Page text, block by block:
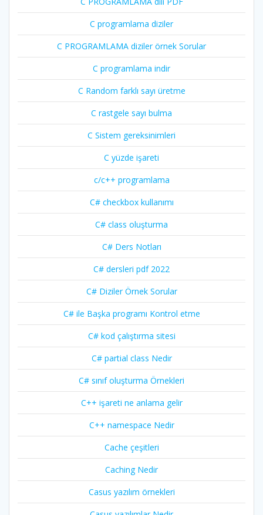
C programlama diziler
C PROGRAMLAMA diziler örnek Sorular
C programlama indir
C Random farklı sayı üretme
C rastgele sayı bulma
C Sistem gereksinimleri
C yüzde işareti
c/c++ programlama
C# checkbox kullanımı
C# class oluşturma
C# Ders Notları
C# dersleri pdf 2022
C# Diziler Örnek Sorular
C# ile Başka programı Kontrol etme
C# kod çalıştırma sitesi
C# partial class Nedir
C# sınıf oluşturma Örnekleri
C++ işareti ne anlama gelir
C++ namespace Nedir
Cache çeşitleri
Caching Nedir
Casus yazılım örnekleri